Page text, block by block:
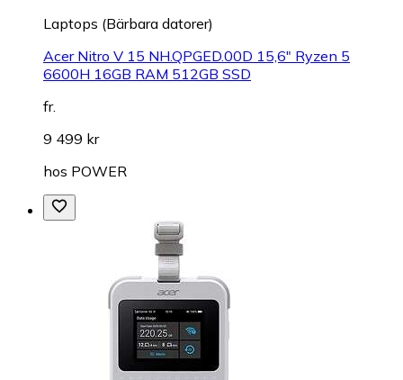
Laptops (Bärbara datorer)
Acer Nitro V 15 NH.QPGED.00D 15,6" Ryzen 5
6600H 16GB RAM 512GB SSD
fr.
9 499 kr
hos POWER